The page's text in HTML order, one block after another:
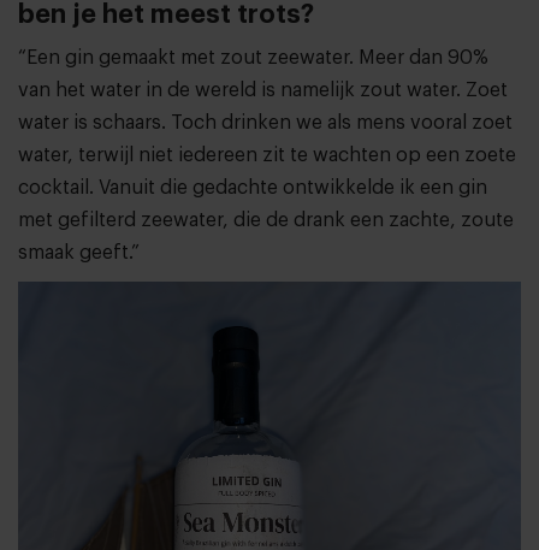
ben je het meest trots?
“Een gin gemaakt met zout zeewater. Meer dan 90%
van het water in de wereld is namelijk zout water. Zoet
water is schaars. Toch drinken we als mens vooral zoet
water, terwijl niet iedereen zit te wachten op een zoete
cocktail. Vanuit die gedachte ontwikkelde ik een gin
met gefilterd zeewater, die de drank een zachte, zoute
smaak geeft.”